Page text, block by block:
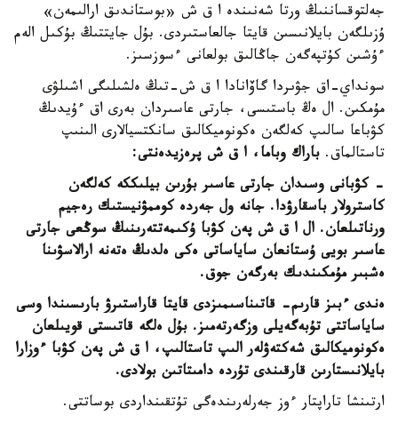
جەلتوقساننىڭ ورتا شەنىندە ا ق ش «بوستاندىق ارالىمەن»
ۇزىلگەن بايلانىسىن قايتا جالعاستىردى. بۇل جايتتىڭ بۇكىل الەم
ءۇشىن كۇتپەگەن جاڭالىق بولعانى ءسوزسىز.
سونداي-اق جۋىردا گاۆانادا ا ق ش-تىڭ ەلشىلىگى اشىلۋى
مۇمكىن. ال ەڭ باستىسى، جارتى عاسىردان بەرى اق ءۇيدىڭ
كۋباعا سالىپ كەلگەن ەكونوميكالىق سانكتسيالارى الىنىپ
تاستالماق. باراك وباما، ا ق ش پرەزيدەنتى:
- كۋبانى وسىدان جارتى عاسىر بۇرىن بيلىككە كەلگەن
كاسترولار باسقارۋدا. جانە ول جەردە كوممۋنيستىك رەجيم
ورناتىلعان. ال ا ق ش پەن كۋبا ۇكىمەتتەرىنىڭ سوڭعى جارتى
عاسىر بويى ۇستانعان ساياساتى ەكى ەلدىڭ ەتەنە ارالاسۋىنا
ەشبىر مۇمكىندىك بەرگەن جوق.
ەندى ءبىز قارىم- قاتىناسىمىزدى قايتا قاراستىرۋ بارىسىندا وسى
ساياساتتى تۇبەگەيلى وزگەرتەمىز. بۇل ەلگە قاتىستى قويىلعان
ەكونوميكالىق شەكتەۋلەر الىپ تاستالىپ، ا ق ش پەن كۋبا ءوزارا
بايلانىستارىن قارقىندى تۇردە دامىتاتىن بولادى.
ارتىنشا تاراپتار ءوز جەرلەرىندەگى تۇتقىنداردى بوساتتى.